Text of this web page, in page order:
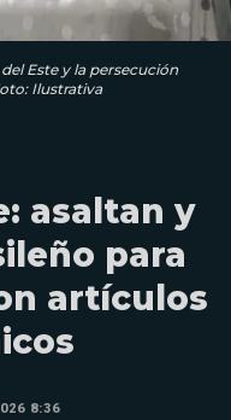
Este y la persecución
Ilustrativa
asaltan y
para
artículos
8:36